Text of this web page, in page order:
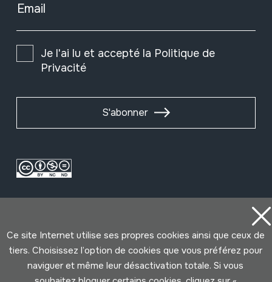
Email
Je l'ai lu et accepté la Politique de
Privacité
S'abonner
Conditions d'Utilisation
Politique de Privacité
Ce site Internet utilise ses propres cookies ainsi que ceux de
tiers. Choisissez l’option de cookies que vous préférez pour
naviguer et même leur désactivation totale. Si vous